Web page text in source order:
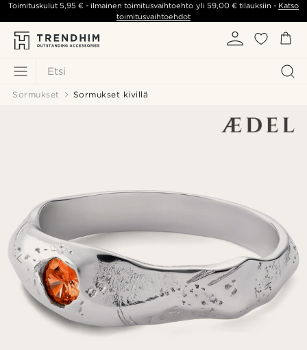
Etsi
Toimituskulut5,95 € - ilmainen toimitusvaihtoehto yli 59,00 €tilauksiin - Katso
toimitusvaihtoehdot
Sormukset Sormukset kivillä